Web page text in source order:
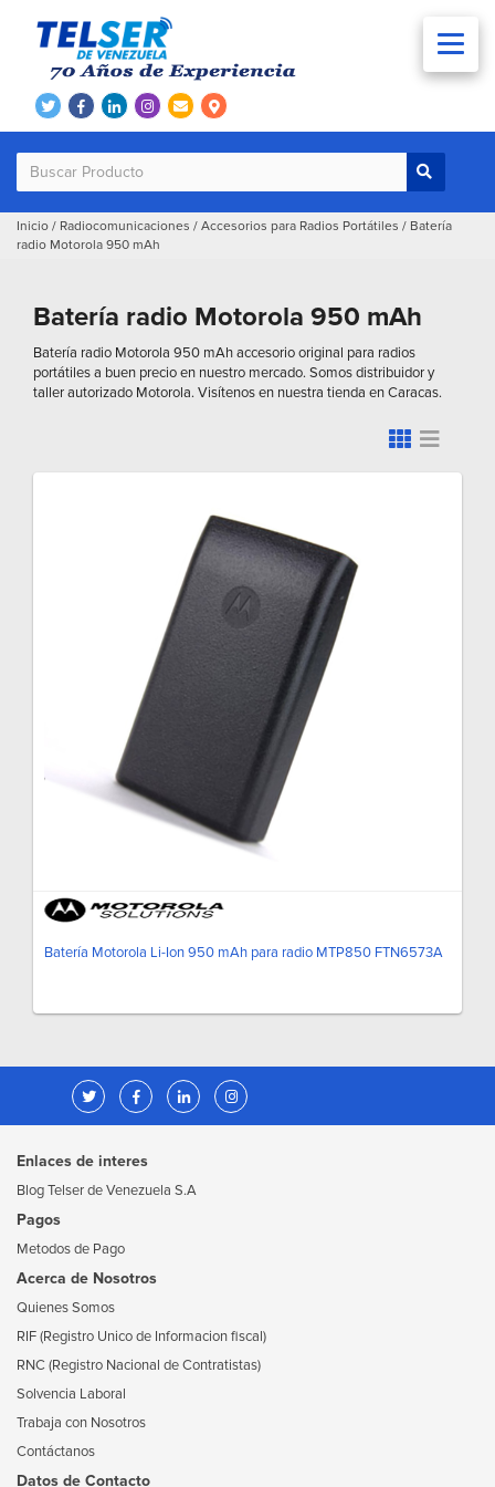
Inicio / Radiocomunicaciones / Accesorios para Radios Portátiles / Batería
radio Motorola 950 mAh
Batería radio Motorola 950 mAh
Batería radio Motorola 950 mAh accesorio original para radios
portátiles a buen precio en nuestro mercado. Somos distribuidor y
taller autorizado Motorola. Visítenos en nuestra tienda en Caracas.
Batería Motorola Li-Ion 950 mAh para radio MTP850 FTN6573A
Enlaces de interes
Blog Telser de Venezuela S.A
Pagos
Metodos de Pago
Acerca de Nosotros
Quienes Somos
RIF (Registro Unico de Informacion fiscal)
RNC (Registro Nacional de Contratistas)
Solvencia Laboral
Trabaja con Nosotros
Contáctanos
Datos de Contacto